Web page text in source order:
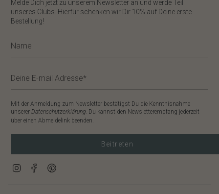
​Melde Dich jetzt zu unserem Newsletter an und werde Teil
unseres Clubs. Hierfür schenken wir Dir 10% auf Deine erste
Bestellung!
Mit der Anmeldung zum Newsletter bestätigst Du die Kenntnisnahme
unserer Datenschutzerklärung. Du kannst den Newsletterempfang jederzeit
über einen Abmeldelink beenden.
Beitreten
InstagramFacebook